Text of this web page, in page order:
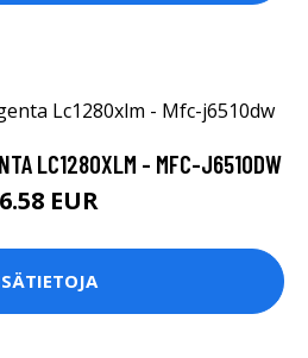
LC1280XLM - MFC-J6510DW
EUR